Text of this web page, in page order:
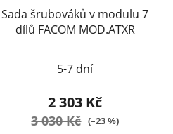
Sada šrubováků v modulu 7
dílů FACOM MOD.ATXR
5-7 dní
2 303 Kč
3 030 Kč (–23 %)